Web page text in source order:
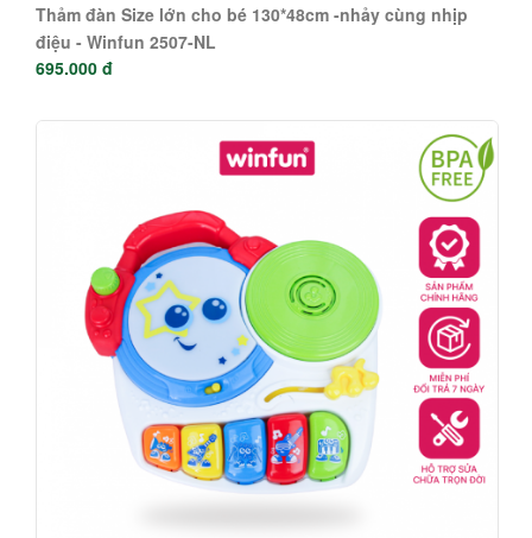
Thảm đàn Size lớn cho bé 130*48cm -nhảy cùng nhịp
điệu - Winfun 2507-NL
695.000 đ